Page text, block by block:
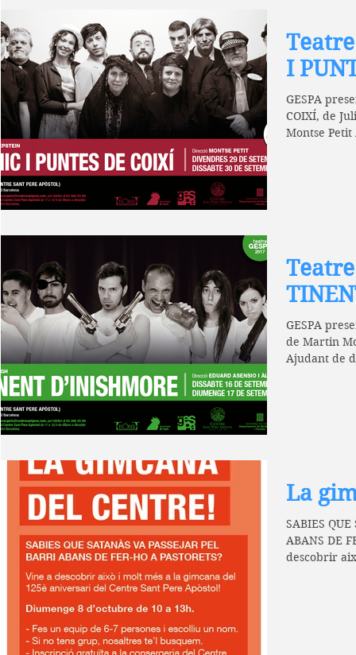
Teatre
I
GESPA
COIXÍ, de
Montse Petit
Teatre
GESPA
de Martin
Ajudant de
La
SABIES QUE
ABANS DE
descobrir